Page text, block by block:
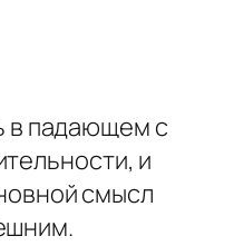
в падающем с
и
смысл